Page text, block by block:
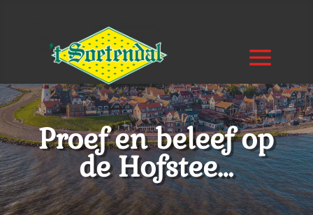
Proef en beleef op
de Hofstee…